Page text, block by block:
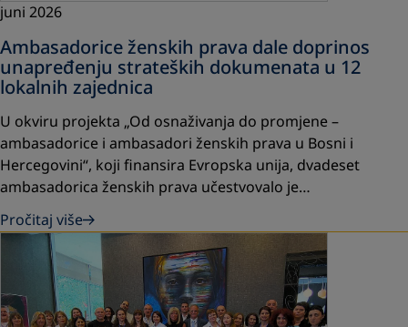
juni 2026
Ambasadorice ženskih prava dale doprinos
unapređenju strateških dokumenata u 12
lokalnih zajednica
U okviru projekta „Od osnaživanja do promjene –
ambasadorice i ambasadori ženskih prava u Bosni i
Hercegovini“, koji finansira Evropska unija, dvadeset
ambasadorica ženskih prava učestvovalo je…
Pročitaj više